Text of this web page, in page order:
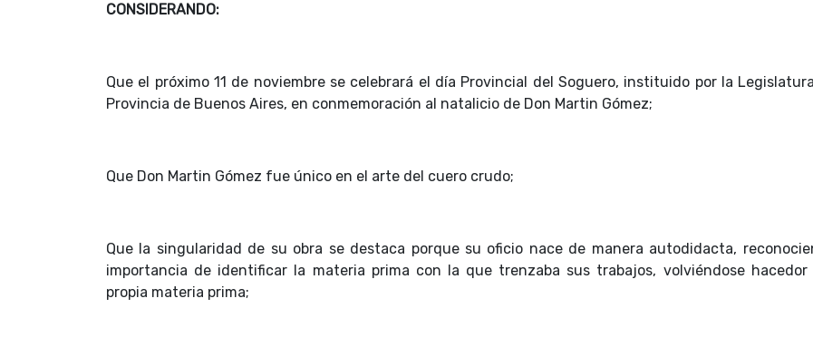
CONSIDERANDO:
Que el próximo 11 de noviembre se celebrará el día Provincial del Soguero, instituido por la
Provincia de Buenos Aires, en conmemoración al natalicio de Don Martin Gómez;
Que Don Martin Gómez fue único en el arte del cuero crudo;
Que la singularidad de su obra se destaca porque su oficio nace de manera autodidacta,
importancia de identificar la materia prima con la que trenzaba sus trabajos, volviéndose hacedor
propia materia prima;